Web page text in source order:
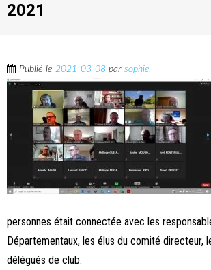
2021
Publié le 2021-03-08 par sophie
personnes était connectée avec les
Départementaux, les élus du comité directeur,
délégués de club.